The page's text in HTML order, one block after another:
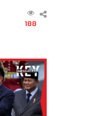
188